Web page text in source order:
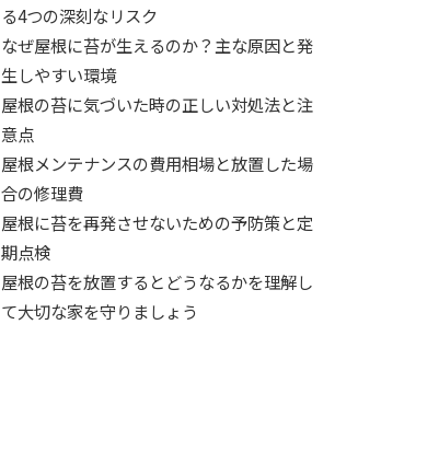
る4つの深刻なリスク
なぜ屋根に苔が生えるのか？主な原因と発
生しやすい環境
屋根の苔に気づいた時の正しい対処法と注
意点
屋根メンテナンスの費用相場と放置した場
合の修理費
屋根に苔を再発させないための予防策と定
期点検
屋根の苔を放置するとどうなるかを理解し
て大切な家を守りましょう